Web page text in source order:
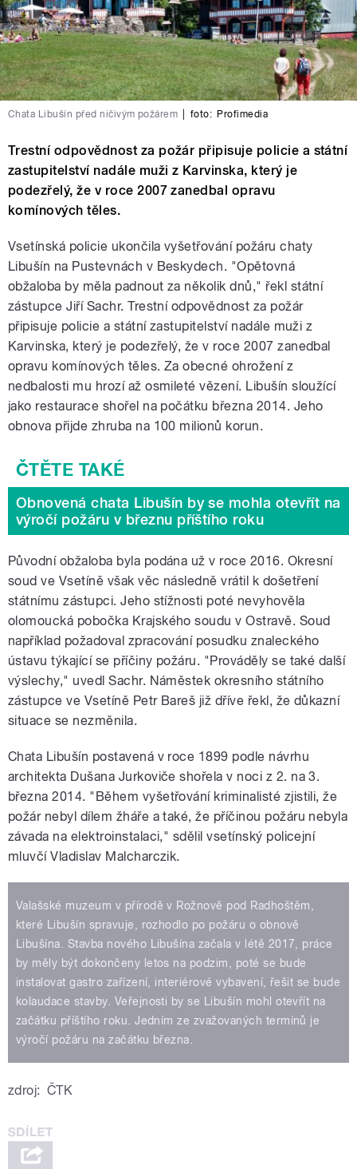
Chata Libušín před ničivým požárem foto: Profimedia
Trestní odpovědnost za požár připisuje policie a státní
zastupitelství nadále muži z Karvinska, který je
podezřelý, že v roce 2007 zanedbal opravu
komínových těles.
Vsetínská policie ukončila vyšetřování požáru chaty
Libušín na Pustevnách v Beskydech. "Opětovná
obžaloba by měla padnout za několik dnů," řekl státní
zástupce Jiří Sachr. Trestní odpovědnost za požár
připisuje policie a státní zastupitelství nadále muži z
Karvinska, který je podezřelý, že v roce 2007 zanedbal
opravu komínových těles. Za obecné ohrožení z
nedbalosti mu hrozí až osmileté vězení. Libušín sloužící
jako restaurace shořel na počátku března 2014. Jeho
obnova přijde zhruba na 100 milionů korun.
Obnovená chata Libušín by se mohla otevřít na
výročí požáru v březnu příštího roku
Původní obžaloba byla podána už v roce 2016. Okresní
soud ve Vsetíně však věc následně vrátil k došetření
státnímu zástupci. Jeho stížnosti poté nevyhověla
olomoucká pobočka Krajského soudu v Ostravě. Soud
například požadoval zpracování posudku znaleckého
ústavu týkající se příčiny požáru. "Prováděly se také další
výslechy," uvedl Sachr. Náměstek okresního státního
zástupce ve Vsetíně Petr Bareš již dříve řekl, že důkazní
situace se nezměnila.
Chata Libušín postavená v roce 1899 podle návrhu
architekta Dušana Jurkoviče shořela v noci z 2. na 3.
března 2014. "Během vyšetřování kriminalisté zjistili, že
požár nebyl dílem žháře a také, že příčinou požáru nebyla
závada na elektroinstalaci," sdělil vsetínský policejní
mluvčí Vladislav Malcharczik.
Valašské muzeum v přírodě v Rožnově pod Radhoštěm,
které Libušín spravuje, rozhodlo po požáru o obnově
Libušína. Stavba nového Libušína začala v létě 2017, práce
by měly být dokončeny letos na podzim, poté se bude
instalovat gastro zařízení, interiérové vybavení, řešit se bude
kolaudace stavby. Veřejnosti by se Libušín mohl otevřít na
začátku příštího roku. Jedním ze zvažovaných termínů je
výročí požáru na začátku března.
zdroj: ČTK